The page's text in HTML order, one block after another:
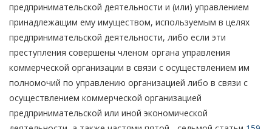
предпринимательской деятельности и (или) управлением
принадлежащим ему имуществом, используемым в целях
предпринимательской деятельности, либо если эти
преступления совершены членом органа управления
коммерческой организации в связи с осуществлением им
полномочий по управлению организацией либо в связи с
осуществлением коммерческой организацией
предпринимательской или иной экономической